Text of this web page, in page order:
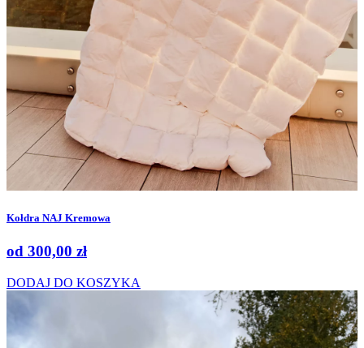
Kołdra NAJ Kremowa
od 300,00 zł
DODAJ DO KOSZYKA